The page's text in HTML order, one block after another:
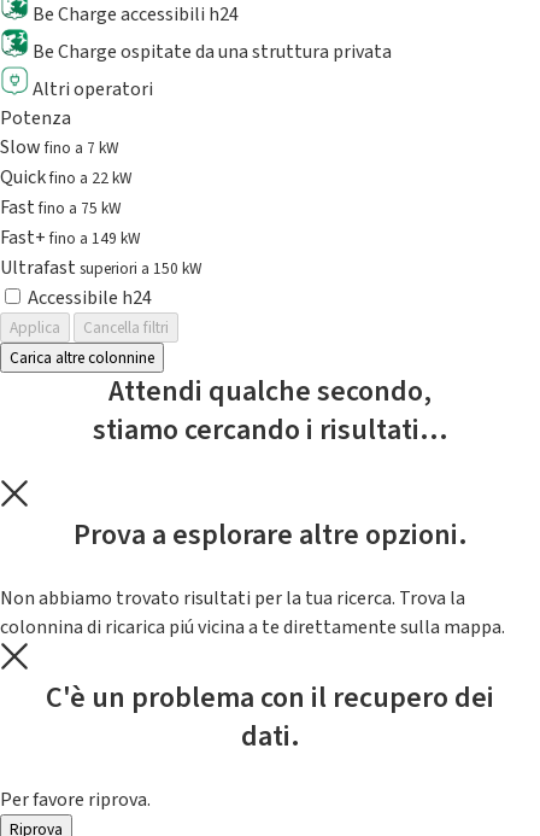
Be Charge accessibili h24
Be Charge ospitate da una struttura privata
Altri operatori
Potenza
Slowfino a 7 kW
Quickfino a 22 kW
Fastfino a 75 kW
Fast+fino a 149 kW
Ultrafast superiori a 150 kW
Accessibile h24
Applica
Cancella filtri
Carica altre colonnine
Attendi qualche secondo,
stiamo cercando i risultati...
Prova a esplorare altre opzioni.
Non abbiamo trovato risultati per la tua ricerca. Trova la
colonnina di ricarica piú vicina a te direttamente sulla mappa.
C'è un problema con il recupero dei
dati.
Per favore riprova.
Riprova